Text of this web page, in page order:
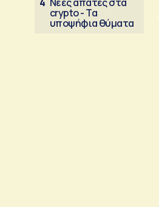
crypto - Τα
υποψήφια θύματα